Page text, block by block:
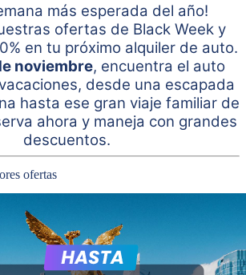
más esperada del año!
ofertas de Black Week y
en tu próximo alquiler de auto.
noviembre, encuentra el auto
desde una escapada
hasta ese gran viaje familiar de
ahora y maneja con grandes
descuentos.
ofertas